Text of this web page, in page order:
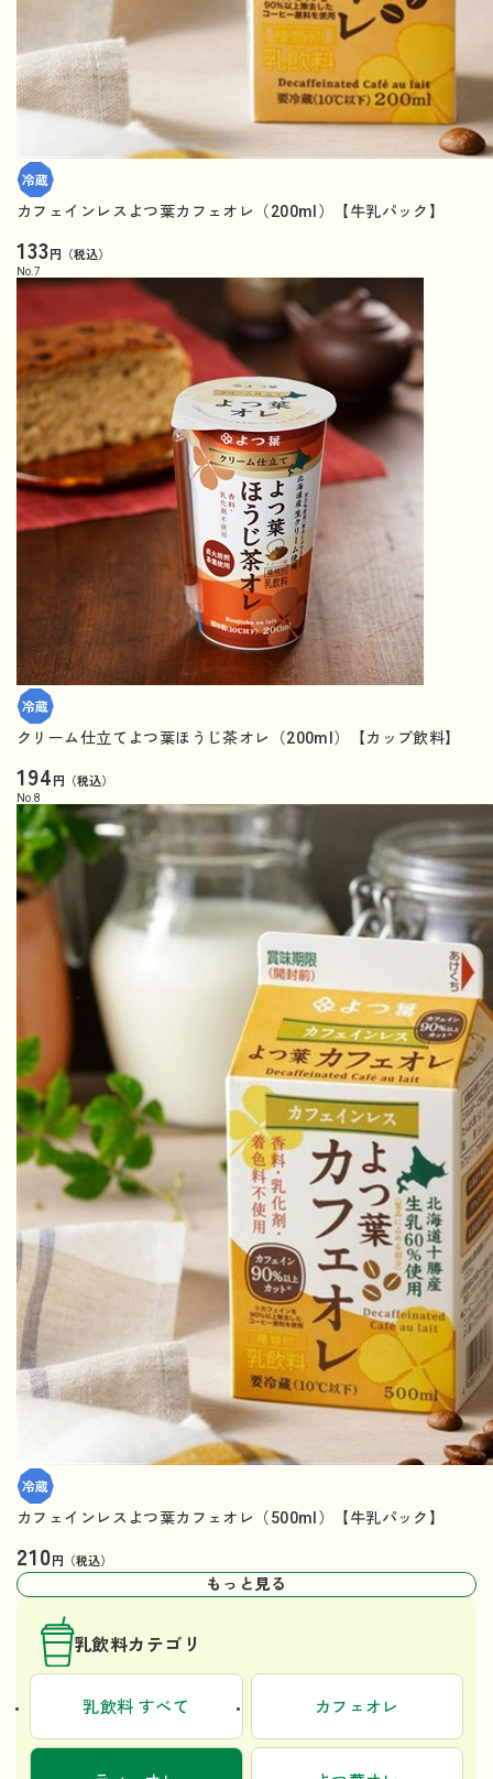
カフェインレスよつ葉カフェオレ（200ml）【牛乳パック】
133円（税込）
No. 7
クリーム仕立てよつ葉ほうじ茶オレ（200ml）【カップ飲料】
194円（税込）
No. 8
カフェインレスよつ葉カフェオレ（500ml）【牛乳パック】
210円（税込）
もっと見る
乳飲料カテゴリ
乳飲料 すべて カフェオレ